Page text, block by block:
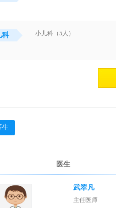
科 小儿科（5人）
生
医生
武翠凡
主任医师